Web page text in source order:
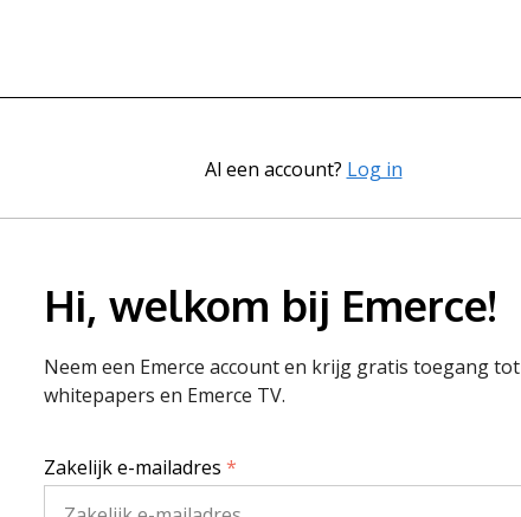
Al een account? Log in
Hi, welkom bij Emerce!
Neem een Emerce account en krijg gratis toegang tot
whitepapers en Emerce TV.
Zakelijk e-mailadres *